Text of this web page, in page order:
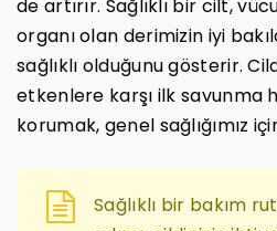
de artırır. Sağlıklı bir cilt,
organı olan derimizin iyi
sağlıklı olduğunu gösterir.
etkenlere karşı ilk savunma
korumak, genel sağlığımız
Sağlıklı bir bakım